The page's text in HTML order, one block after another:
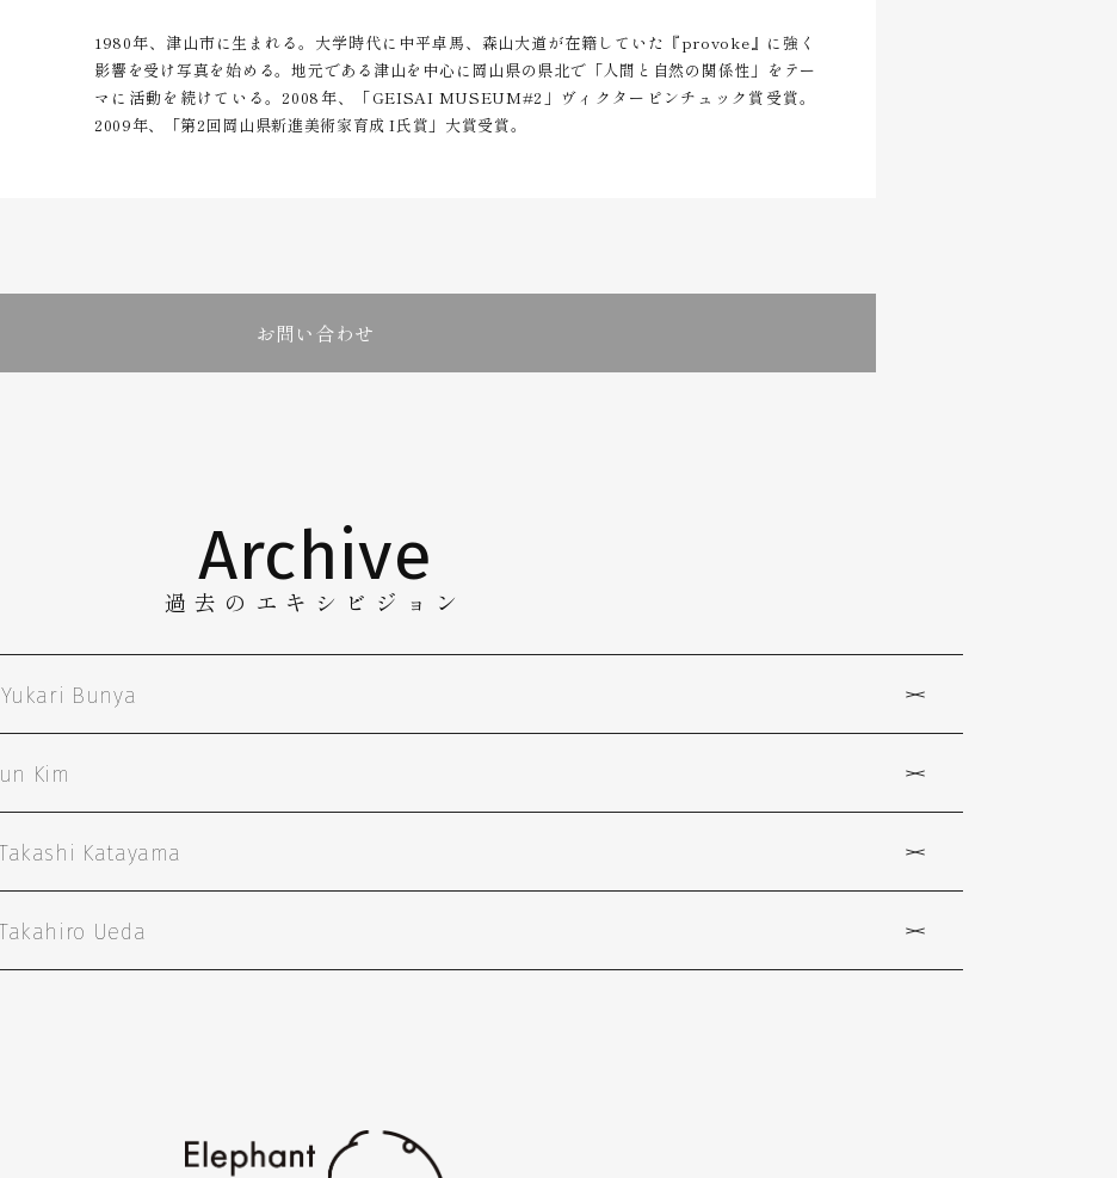
1980年、津山市に生まれる。大学時代に中平卓馬、森山大道が在籍していた『provoke』に強く
影響を受け写真を始める。地元である津山を中心に岡山県の県北で「人間と自然の関係性」をテー
マに活動を続けている。2008年、「GEISAI MUSEUM#2」ヴィクターピンチュック賞受賞。
2009年、「第2回岡山県新進美術家育成 I氏賞」大賞受賞。
お問い合わせ
Archive
過去 の エ キ シ ビ ジ ョ ン
Yukari Bunya
Kim
Katayama
Ueda